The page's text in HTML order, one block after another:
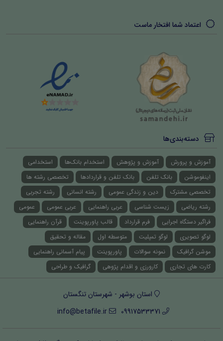
اعتماد شما افتخار ماست
دسته‌بندی‌ها
آموزش و پرورش آموزش و پژوهش استخدام بانک‌ها
استخدامی
اینفوموشن
بانک تلفن بانک تلفن و قراردادها
تخصصی رشته ها
تخصصی مشترک
دین و زندگی عمومی رشته انسانی
رشته تجربی
رشته ریاضی
زیست شناسی عربی راهنمایی عربی عمومی
عمومی
فراگیر دستگاه اجرایی
فرم قرارداد قالب پاورپوینت
قرآن راهنمایی
لوگو تصویری
لوگو تمپلیت متوسطه اول
مقاله و تحقیق
موشن گرافیک
نمونه سوالات پاورپوینت
پیام آسمانی راهنمایی
کارت های تجاری
کارورزی و اقدام پژوهی گرافیک و طراحی
استان بوشهر - شهرستان تنگستان
09917533371
info@betafile.ir